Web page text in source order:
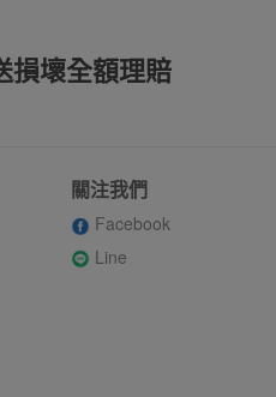
損壞全額理賠
關注我們
Facebook
Line